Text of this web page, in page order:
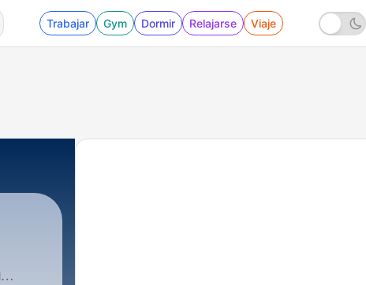
Trabajar Gym Dormir Relajarse Viaje